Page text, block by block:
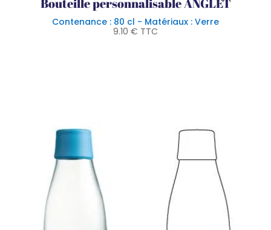
Contenance : 80 cl - Matériaux : Verre
9.10 € TTC